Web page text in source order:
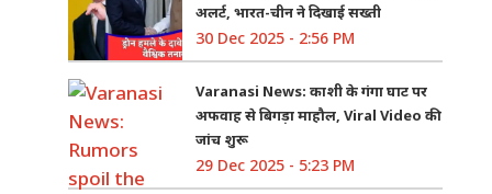
अलर्ट, भारत-चीन ने दिखाई सख्ती
30 Dec 2025 - 2:56 PM
Varanasi News: काशी के गंगा घाट पर
अफवाह से बिगड़ा माहौल, Viral Video की
जांच शुरू
29 Dec 2025 - 5:23 PM